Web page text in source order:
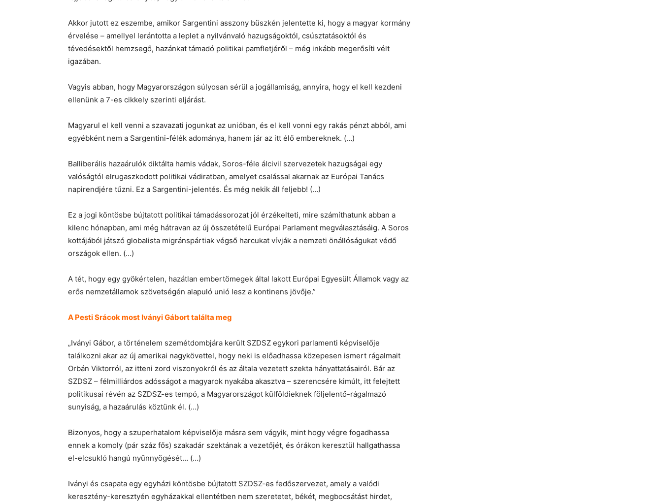
Akkor jutott ez eszembe, amikor Sargentini asszony büszkén jelentette ki, hogy a magyar kormány
érvelése – amellyel lerántotta a leplet a nyilvánvaló hazugságoktól, csúsztatásoktól és
tévedésektől hemzsegő, hazánkat támadó politikai pamfletjéről – még inkább megerősíti vélt
igazában.
Vagyis abban, hogy Magyarországon súlyosan sérül a jogállamiság, annyira, hogy el kell kezdeni
ellenünk a 7-es cikkely szerinti eljárást.
Magyarul el kell venni a szavazati jogunkat az unióban, és el kell vonni egy rakás pénzt abból, ami
egyébként nem a Sargentini-félék adománya, hanem jár az itt élő embereknek. (…)
Balliberális hazaárulók diktálta hamis vádak, Soros-féle álcivil szervezetek hazugságai egy
valóságtól elrugaszkodott politikai vádiratban, amelyet csalással akarnak az Európai Tanács
napirendjére tűzni. Ez a Sargentini-jelentés. És még nekik áll feljebb! (…)
Ez a jogi köntösbe bújtatott politikai támadássorozat jól érzékelteti, mire számíthatunk abban a
kilenc hónapban, ami még hátravan az új összetételű Európai Parlament megválasztá­sáig. A Soros
kottájából játszó globalista migránspártiak végső harcukat vívják a nemzeti önállóságukat védő
országok ellen. (…)
A tét, hogy egy gyökértelen, hazátlan embertömegek által lakott Euró­pai Egyesült Államok vagy az
erős nemzetállamok szövetségén alapuló unió lesz a kontinens jövője.”
A Pesti Srácok most Iványi Gábort találta meg
„Iványi Gábor, a történelem szemétdombjára került SZDSZ egykori parlamenti képviselője
találkozni akar az új amerikai nagykövettel, hogy neki is előadhassa közepesen ismert rágalmait
Orbán Viktorról, az itteni zord viszonyokról és az általa vezetett szekta hányattatásairól. Bár az
SZDSZ – félmilliárdos adósságot a magyarok nyakába akasztva – szerencsére kimúlt, itt felejtett
politikusai révén az SZDSZ-es tempó, a Magyarországot külföldieknek följelentő-rágalmazó
sunyiság, a hazaárulás köztünk él. (…)
Bizonyos, hogy a szuperhatalom képviselője másra sem vágyik, mint hogy végre fogadhassa
ennek a komoly (pár száz fős) szakadár szektának a vezetőjét, és órákon keresztül hallgathassa
el-elcsukló hangú nyünnyögését… (…)
Iványi és csapata egy egyházi köntösbe bújtatott SZDSZ-es fedőszervezet, amely a valódi
keresztény-keresztyén egyházakkal ellentétben nem szeretetet, békét, megbocsátást hirdet,